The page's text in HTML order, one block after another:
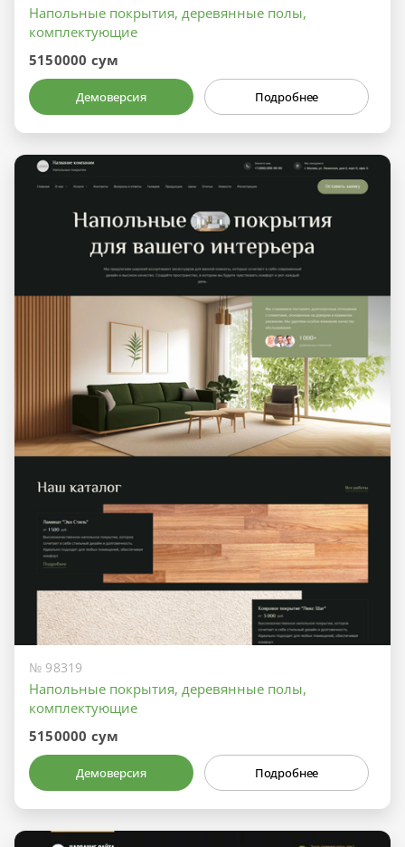
Напольные покрытия, деревянные полы,
комплектующие
5150000 сум
Демоверсия Подробнее
№ 98319
Напольные покрытия, деревянные полы,
комплектующие
5150000 сум
Демоверсия Подробнее